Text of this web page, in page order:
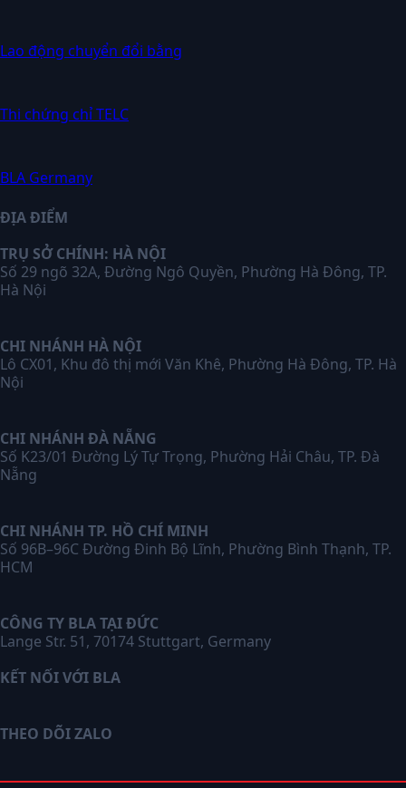
Lao động chuyển đổi bằng
Thi chứng chỉ TELC
BLA Germany
ĐỊA ĐIỂM
TRỤ SỞ CHÍNH: HÀ NỘI
Số 29 ngõ 32A, Đường Ngô Quyền, Phường Hà Đông, TP.
Hà Nội
CHI NHÁNH HÀ NỘI
Lô CX01, Khu đô thị mới Văn Khê, Phường Hà Đông, TP. Hà
Nội
CHI NHÁNH ĐÀ NẴNG
Số K23/01 Đường Lý Tự Trọng, Phường Hải Châu, TP. Đà
Nẵng
CHI NHÁNH TP. HỒ CHÍ MINH
Số 96B–96C Đường Đinh Bộ Lĩnh, Phường Bình Thạnh, TP.
HCM
CÔNG TY BLA TẠI ĐỨC
Lange Str. 51, 70174 Stuttgart, Germany
KẾT NỐI VỚI BLA
THEO DÕI ZALO